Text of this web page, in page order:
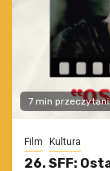
7 min
Film Kultura
26. SFF: